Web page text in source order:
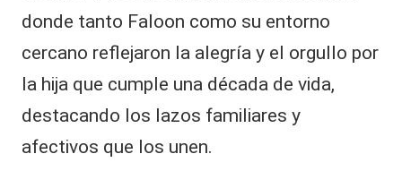
donde tanto Faloon como su entorno
cercano reflejaron la alegría y el orgullo por
la hija que cumple una década de vida,
destacando los lazos familiares y
afectivos que los unen.